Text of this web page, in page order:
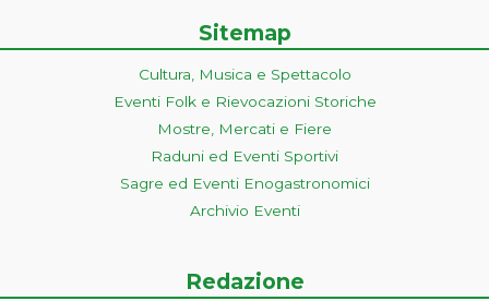
Sitemap
Cultura, Musica e Spettacolo
Eventi Folk e Rievocazioni Storiche
Mostre, Mercati e Fiere
Raduni ed Eventi Sportivi
Sagre ed Eventi Enogastronomici
Archivio Eventi
Redazione